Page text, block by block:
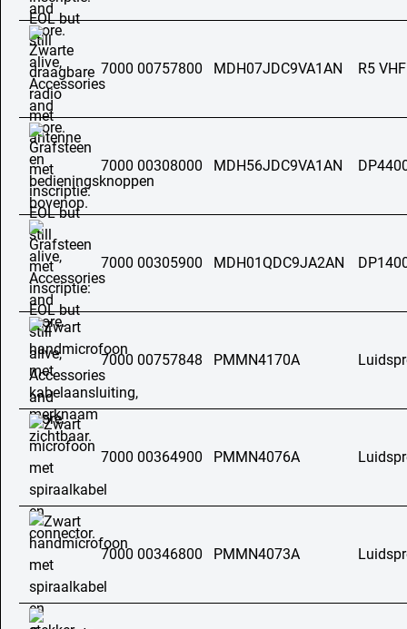
7000 00757800 MDH07JDC9VA1AN R5
7000 00308000 MDH56JDC9VA1AN
7000 00305900 MDH01QDC9JA2AN
7000 00757848 PMMN4170A
7000 00364900 PMMN4076A
7000 00346800 PMMN4073A